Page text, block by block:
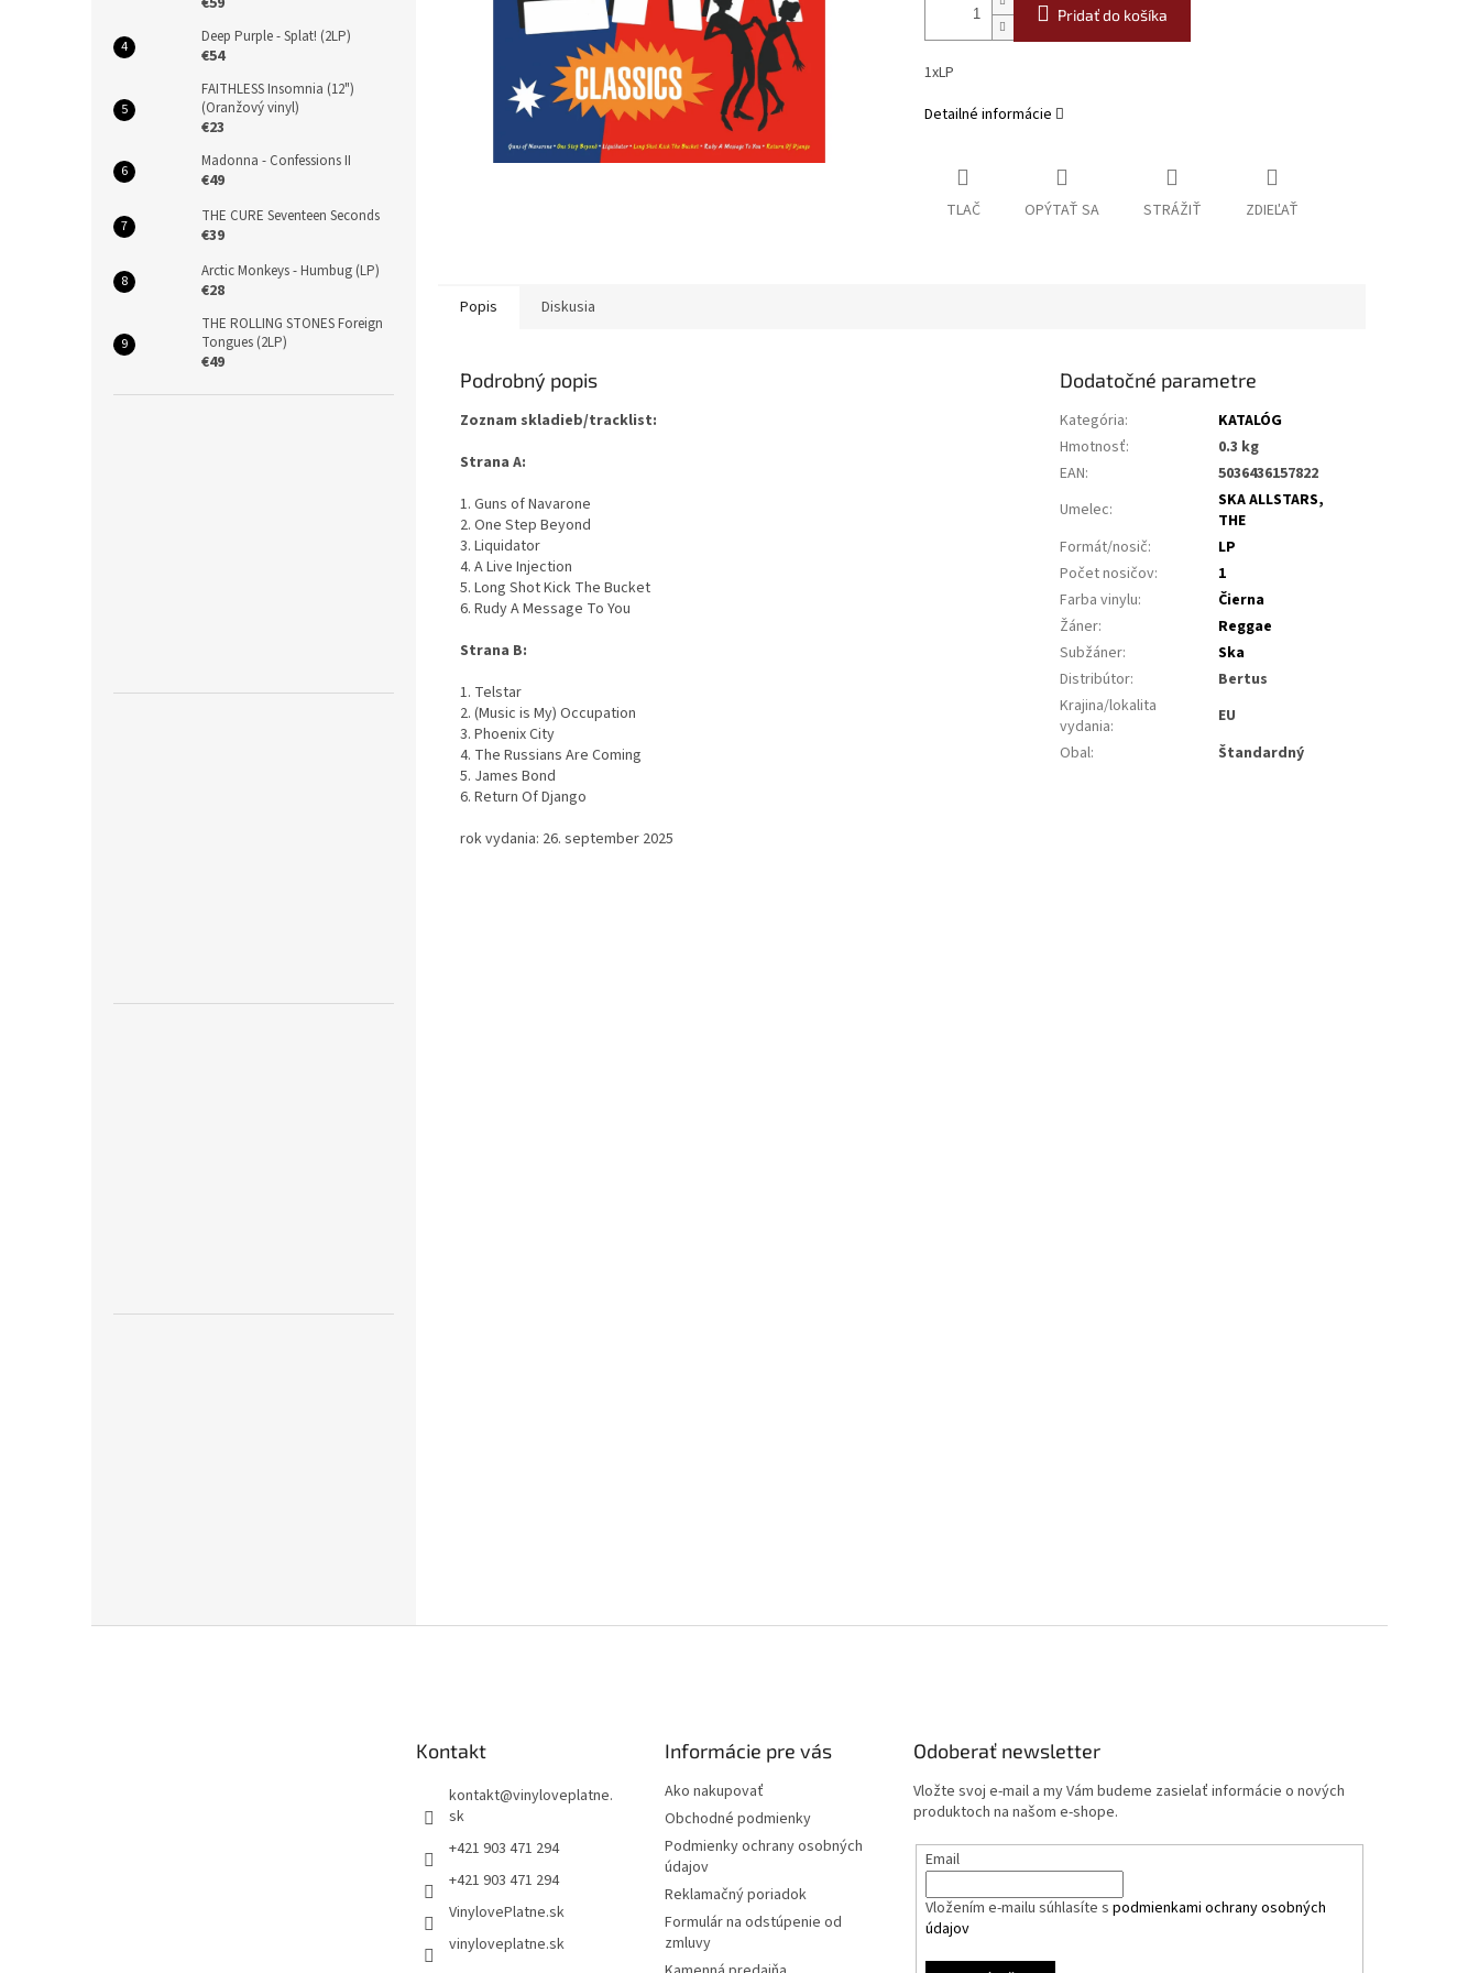
Deep Purple - Splat! (2LP)
€54
FAITHLESS Insomnia (12")
(Oranžový vinyl)
€23
Madonna - Confessions II
€49
THE CURE Seventeen Seconds
€39
Arctic Monkeys - Humbug (LP)
€28
THE ROLLING STONES Foreign
Tongues (2LP)
€49
Pridať do košíka
1xLP
Detailné informácie
TLAČ OPÝTAŤ SA STRÁŽIŤ ZDIEĽAŤ
Popis Diskusia
Podrobný popis
Zoznam skladieb/tracklist:
Strana A:
1. Guns of Navarone
2. One Step Beyond
3. Liquidator
4. A Live Injection
5. Long Shot Kick The Bucket
6. Rudy A Message To You
Strana B:
1. Telstar
2. (Music is My) Occupation
3. Phoenix City
4. The Russians Are Coming
5. James Bond
6. Return Of Django
rok vydania: 26. september 2025
Dodatočné parametre
Kategória:
KATALÓG
Hmotnosť:
0.3 kg
EAN:
5036436157822
Umelec:
SKA ALLSTARS,
THE
Formát/nosič:
LP
Počet nosičov:
1
Farba vinylu:
Čierna
Žáner:
Reggae
Subžáner:
Ska
Distribútor:
Bertus
Krajina/lokalita
vydania:
EU
Obal: Štandardný
Kontakt
kontakt@vinyloveplatne.
sk
+421 903 471 294
+421 903 471 294
VinylovePlatne.sk
vinyloveplatne.sk
Informácie pre vás
Ako nakupovať
Obchodné podmienky
Podmienky ochrany osobných
údajov
Reklamačný poriadok
Formulár na odstúpenie od
zmluvy
Odoberať newsletter
Vložte svoj e-mail a my Vám budeme zasielať informácie o nových
produktoch na našom e-shope.
Email
Vložením e-mailu súhlasíte spodmienkami ochrany osobných
údajov